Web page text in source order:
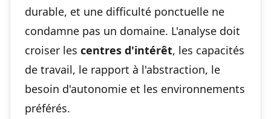
durable, et une difficulté ponctuelle ne
condamne pas un domaine. L'analyse doit
croiser les centres d'intérêt, les capacités
de travail, le rapport à l'abstraction, le
besoin d'autonomie et les environnements
préférés.